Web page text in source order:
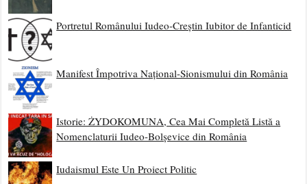
Portretul Românului Iudeo-Creștin Iubitor de Infanticid
Manifest Împotriva Național-Sionismului din România
Istorie: ŻYDOKOMUNA, Cea Mai Completă Listă a
Nomenclaturii Iudeo-Bolșevice din România
Iudaismul Este Un Proiect Politic